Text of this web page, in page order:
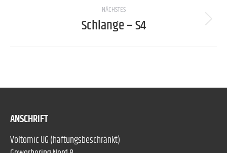
NÄCHSTES
Next
Schlange – S4
ANSCHRIFT
Voltomic UG (haftungsbeschränkt)